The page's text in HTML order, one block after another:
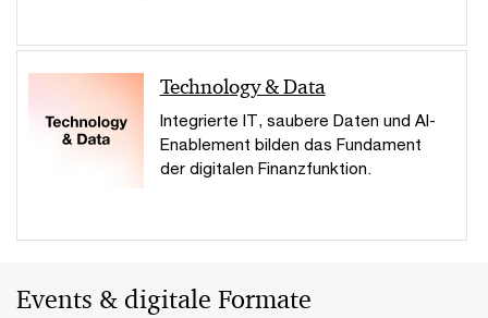
Technology & Data
Integrierte IT, saubere Daten und AI-
Enablement bilden das Fundament
der digitalen Finanzfunktion.
Events & digitale Formate